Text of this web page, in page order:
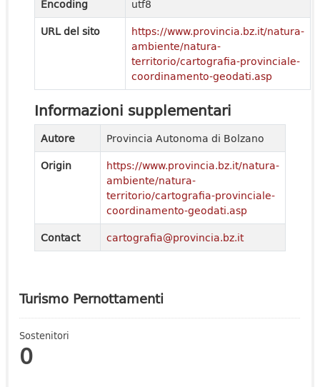
Turismo Pernottamenti
Sostenitori
0
Encoding
utf8
URL del sito
https://www.provincia.bz.it/natura-
ambiente/natura-
territorio/cartografia-provinciale-
coordinamento-geodati.asp
Informazioni supplementari
Autore
Provincia Autonoma di Bolzano
Origin
https://www.provincia.bz.it/natura-
ambiente/natura-
territorio/cartografia-provinciale-
coordinamento-geodati.asp
Contact
cartografia@provincia.bz.it